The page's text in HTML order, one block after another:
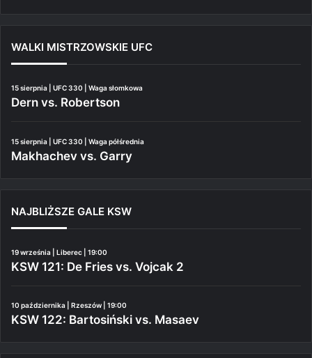
WALKI MISTRZOWSKIE UFC
15 sierpnia | UFC 330 | Waga słomkowa
Dern vs. Robertson
15 sierpnia | UFC 330 | Waga półśrednia
Makhachev vs. Garry
NAJBLIŻSZE GALE KSW
19 września | Liberec | 19:00
KSW 121: De Fries vs. Vojcak 2
10 października | Rzeszów | 19:00
KSW 122: Bartosiński vs. Masaev